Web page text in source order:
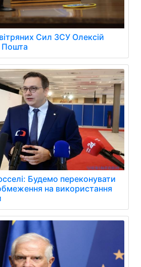
Сил ЗСУ Олексій
Пошта
Будемо переконувати
на використання